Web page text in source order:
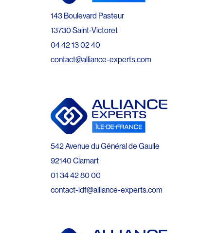
143 Boulevard Pasteur
13730 Saint-Victoret
04 42 13 02 40
contact@alliance-experts.com
542 Avenue du Général de Gaulle
92140 Clamart
01 34 42 80 00
contact-idf@alliance-experts.com